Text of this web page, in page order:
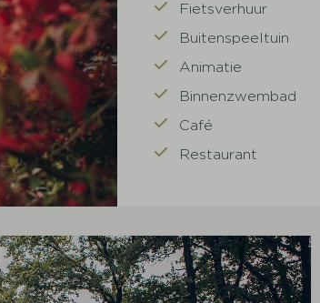
Fietsverhuur
Buitenspeeltuin
Animatie
Binnenzwembad
Café
Restaurant